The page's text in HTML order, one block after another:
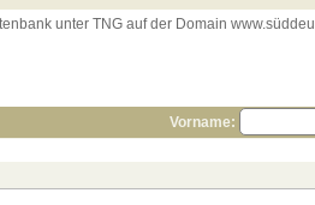
unter TNG auf der Domain
Vorname: